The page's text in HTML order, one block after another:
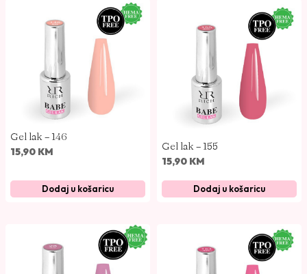
Gel lak – 146
15,90 KM
Dodaj u košaricu
Gel lak – 155
15,90 KM
Dodaj u košaricu